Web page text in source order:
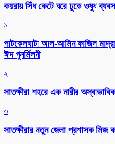
কয়রায় সিঁধ কেটে ঘরে ঢুকে ওষুধ
১
পাটকেলঘাটা আল-আমিন ফাজিল
ঈদ পুনর্মিলনী
২
সাতক্ষীরা শহরে এক নারীর
৩
সাতক্ষীরার নতুন জেলা প্রশাসক মিজ